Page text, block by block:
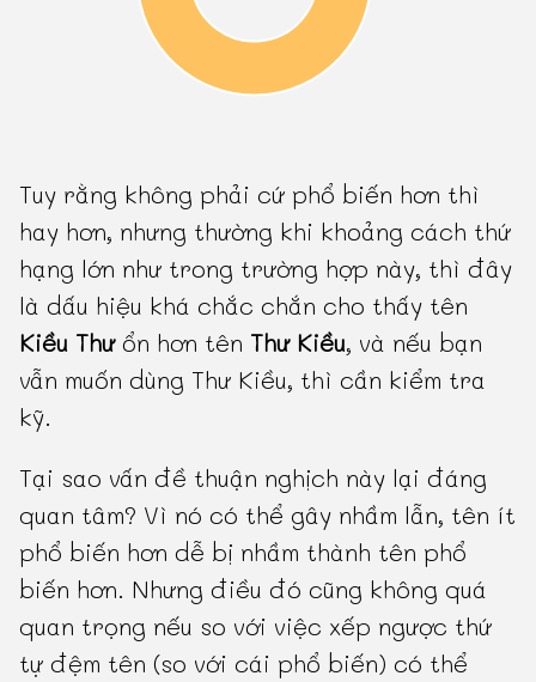
Tuy rằng không phải cứ phổ biến hơn thì
hay hơn, nhưng thường khi khoảng cách thứ
hạng lớn như trong trường hợp này, thì đây
là dấu hiệu khá chắc chắn cho thấy tên
Kiều Thưổn hơn tên Thư Kiều, và nếu bạn
vẫn muốn dùng Thư Kiều, thì cần kiểm tra
kỹ.
Tại sao vấn đề thuận nghịch này lại đáng
quan tâm? Vì nó có thể gây nhầm lẫn, tên ít
phổ biến hơn dễ bị nhầm thành tên phổ
biến hơn. Nhưng điều đó cũng không quá
quan trọng nếu so với việc xếp ngược thứ
tự đệm tên (so với cái phổ biến) có thể